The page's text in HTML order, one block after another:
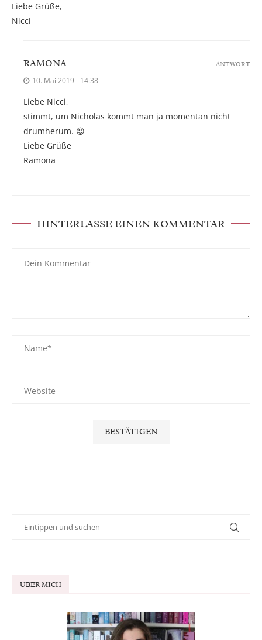
Liebe Grüße,
Nicci
RAMONA
10. Mai 2019 - 14:38
Liebe Nicci,
stimmt, um Nicholas kommt man ja momentan nicht
drumherum. 😉
Liebe Grüße
Ramona
ANTWORT
HINTERLASSE EINEN KOMMENTAR
ÜBER MICH